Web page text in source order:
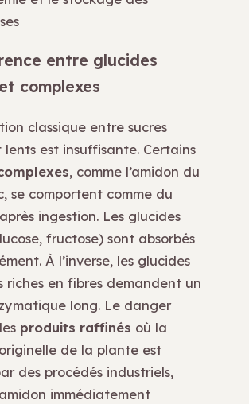
entre glucides
complexes
classique entre sucres
lents est insuffisante. Certains
, comme l’amidon du
se comportent comme du
ingestion. Les glucides
fructose) sont absorbés
À l’inverse, les glucides
riches en fibres demandent un
long. Le danger
produits raffinés où la
de la plante est
des procédés industriels,
immédiatement